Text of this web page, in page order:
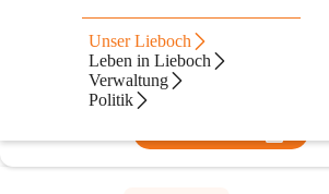
Unser Lieboch
Leben in Lieboch
Verwaltung
Politik
Pfarre Lieboch
@pfarre-lieboch
Pfarre, Verein